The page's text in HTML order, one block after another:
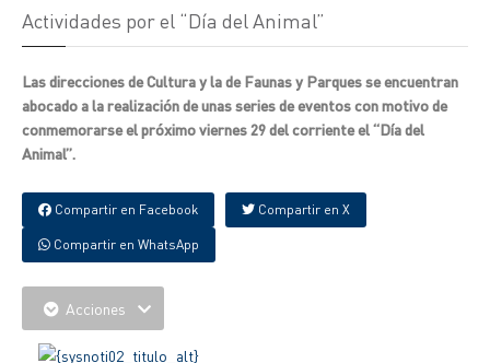
Actividades por el “Día del Animal”
Las direcciones de Cultura y la de Faunas y Parques se encuentran
abocado a la realización de unas series de eventos con motivo de
conmemorarse el próximo viernes 29 del corriente el “Día del
Animal”.
Compartir en Facebook Compartir en X
Compartir en WhatsApp
Acciones